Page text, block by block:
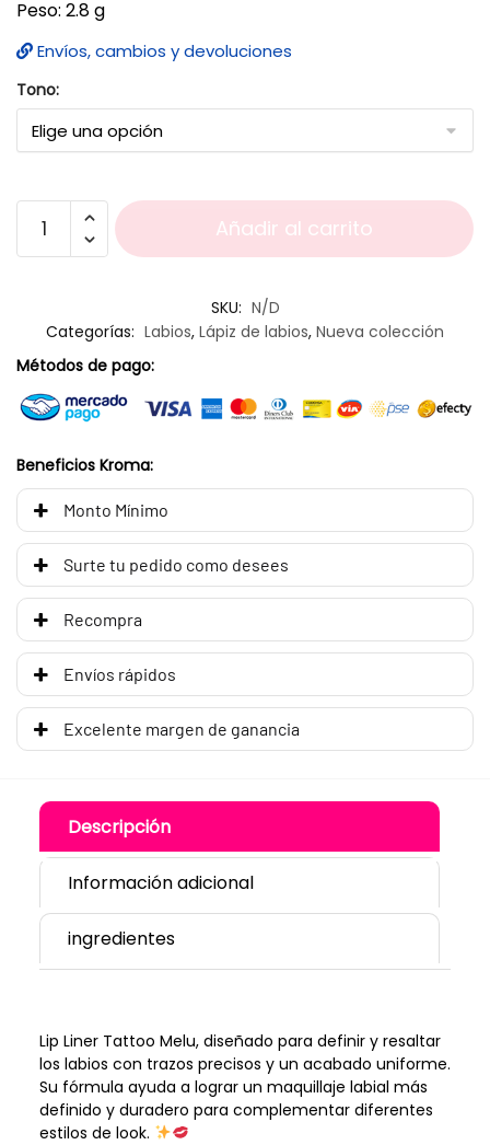
Peso: 2.8 g
Envíos, cambios y devoluciones
Tono:
Añadir al carrito
SKU: N/D
Categorías: Labios, Lápiz de labios, Nueva colección
Métodos de pago:
Beneficios Kroma:
Monto Mínimo
Surte tu pedido como desees
Recompra
Envíos rápidos
Excelente margen de ganancia
Descripción
Información adicional
ingredientes
Lip Liner Tattoo Melu, diseñado para definir y resaltar
los labios con trazos precisos y un acabado uniforme.
Su fórmula ayuda a lograr un maquillaje labial más
definido y duradero para complementar diferentes
estilos de look.